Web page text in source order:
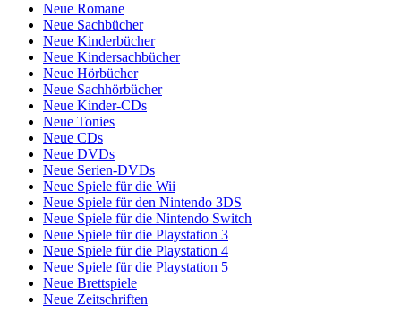
Neue Romane
Neue Sachbücher
Neue Kinderbücher
Neue Kindersachbücher
Neue Hörbücher
Neue Sachhörbücher
Neue Kinder-CDs
Neue Tonies
Neue CDs
Neue DVDs
Neue Serien-DVDs
Neue Spiele für die Wii
Neue Spiele für den Nintendo 3DS
Neue Spiele für die Nintendo Switch
Neue Spiele für die Playstation 3
Neue Spiele für die Playstation 4
Neue Spiele für die Playstation 5
Neue Brettspiele
Neue Zeitschriften